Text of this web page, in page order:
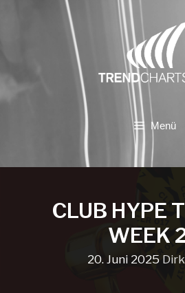
Menü
CLUB HYPE
WEEK
20. Juni 2025